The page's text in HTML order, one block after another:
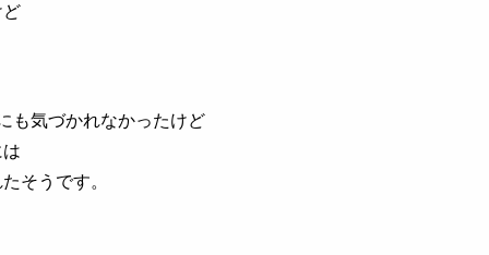
ど
も気づかれなかったけど
そうです。